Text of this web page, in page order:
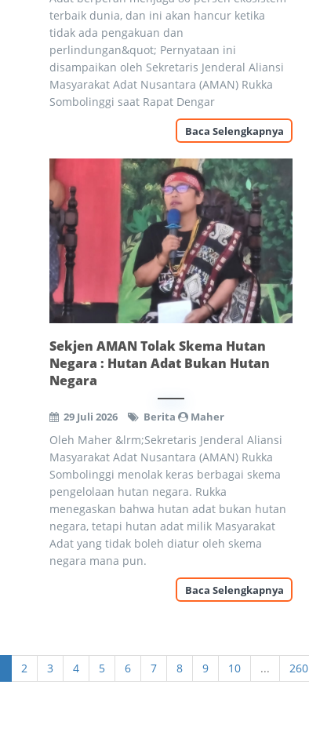
terbaik dunia, dan ini akan hancur ketika
tidak ada pengakuan dan
perlindungan&quot; Pernyataan ini
disampaikan oleh Sekretaris Jenderal Aliansi
Masyarakat Adat Nusantara (AMAN) Rukka
Sombolinggi saat Rapat Dengar
Baca Selengkapnya
Sekjen AMAN Tolak Skema Hutan
Negara : Hutan Adat Bukan Hutan
Negara
29 Juli 2026 Berita Maher
Oleh Maher &lrm;Sekretaris Jenderal Aliansi
Masyarakat Adat Nusantara (AMAN) Rukka
Sombolinggi menolak keras berbagai skema
pengelolaan hutan negara. Rukka
menegaskan bahwa hutan adat bukan hutan
negara, tetapi hutan adat milik Masyarakat
Adat yang tidak boleh diatur oleh skema
negara mana pun.
Baca Selengkapnya
2 3 4 5 6 7 8 9 10 ... 260